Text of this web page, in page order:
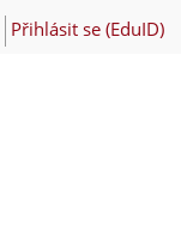
Přihlásit se (EduID)